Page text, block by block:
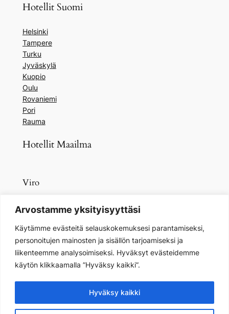
Arvostamme yksityisyyttäsi
Käytämme evästeitä selauskokemuksesi parantamiseksi,
personoitujen mainosten ja sisällön tarjoamiseksi ja
liikenteemme analysoimiseksi. Hyväksyt evästeidemme
käytön klikkaamalla ”Hyväksy kaikki”.
Hyväksy kaikki
Hotellit Suomi
Helsinki
Tampere
Turku
Jyväskylä
Kuopio
Oulu
Rovaniemi
Pori
Rauma
Hotellit Maailma
Viro
Tallinna
Parhaathotellit.com